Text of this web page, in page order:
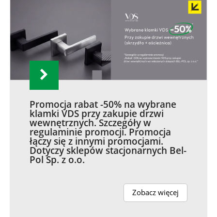
Promocja rabat -50% na wybrane
klamki VDS przy zakupie drzwi
wewnętrznych. Szczegóły w
regulaminie promocji. Promocja
łączy się z innymi promocjami.
Dotyczy sklepów stacjonarnych Bel-
Pol Sp. z o.o.
Zobacz więcej